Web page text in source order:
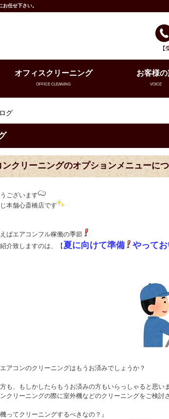
任せ下さい。
オフィスクリーニング
OFFICE CLEANING
お客様の
VOICE
グ
ンクリーニングのオプションメニューに
ございます
本舗心斎橋店です
ばエアコンフル稼働の季節
介致しますのは、【 夏に向けて準備 やって
アコンのクリーニングはもうお済みでしょうか？
も、もしかしたらもうお済みの方もいらっしゃると思い
クリーニングの際に室外機などのクリーニングをご検討
機ってクリーニングするべきなの？』